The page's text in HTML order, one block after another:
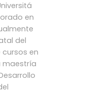
en
del
en
maestría